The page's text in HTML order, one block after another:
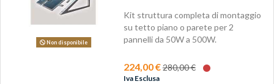
Non disponibile
Kit struttura completa di montaggio
su tetto piano o parete per 2
pannelli da 50W a 500W.
224,00 €280,00 €
Iva Esclusa